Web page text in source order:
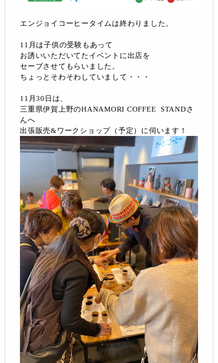
エンジョイコーヒータイムは終わりました。
11月は子供の受験もあって
お誘いいただいてたイベントに出店を
セーブさせてもらいました。
ちょっとそわそわしていまして・・・
11月30日は、
三重県伊賀上野のHANAMORI COFFEE STANDさ
んへ
出張販売&ワークショップ（予定）に伺います！